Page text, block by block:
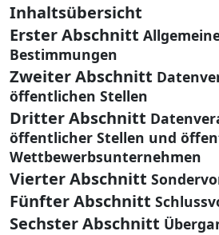
Inhaltsübersicht
Erster Abschnitt
Bestimmungen
Zweiter Abschnitt
öffentlichen Stellen
Dritter Abschnitt
öffentlicher Stellen und
Wettbewerbsunternehmen
Vierter Abschnitt
Fünfter Abschnitt
Sechster Abschnitt